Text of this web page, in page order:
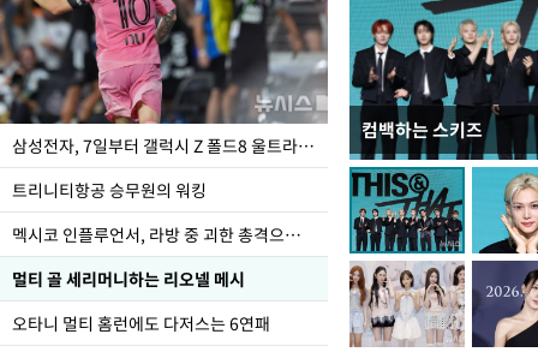
삼성전자, 7일부터 갤럭시 Z 폴드8 울트라·폴드8·플립8 출시
트리니티항공 승무원의 워킹
멕시코 인플루언서, 라방 중 괴한 총격으로 사망
멀티 골 세리머니하는 리오넬 메시
오타니 멀티 홈런에도 다저스는 6연패
컴백하는 스키즈
입추 하루 앞둔 전남
폭염